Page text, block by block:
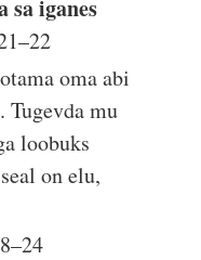
sa iganes
oma abi
Tugevda mu
loobuks
on elu,